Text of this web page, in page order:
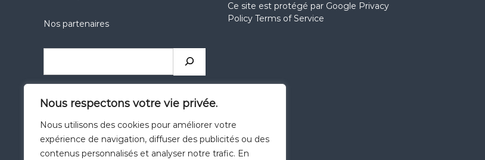
Nous respectons votre vie privée.
Nous utilisons des cookies pour améliorer votre
expérience de navigation, diffuser des publicités ou des
contenus personnalisés et analyser notre trafic. En
Nos partenaires
Catégories
Ce site est protégé par Google Privacy
Policy Terms of Service